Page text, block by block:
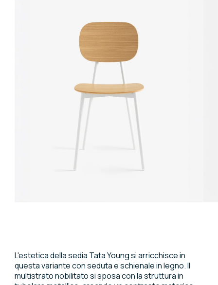
L'estetica della sedia Tata Young si arricchisce in
questa variante con seduta e schienale in legno. Il
multistrato nobilitato si sposa con la struttura in